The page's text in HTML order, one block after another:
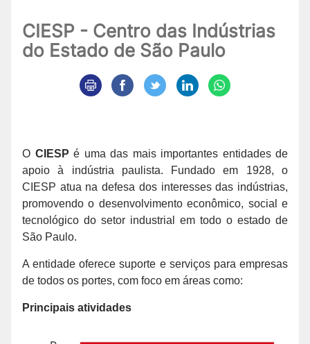
CIESP - Centro das Indústrias
do Estado de São Paulo
O CIESP é uma das mais importantes entidades de
apoio à indústria paulista. Fundado em 1928, o
CIESP atua na defesa dos interesses das indústrias,
promovendo o desenvolvimento econômico, social e
tecnológico do setor industrial em todo o estado de
São Paulo.
A entidade oferece suporte e serviços para empresas
de todos os portes, com foco em áreas como:
Principais atividades